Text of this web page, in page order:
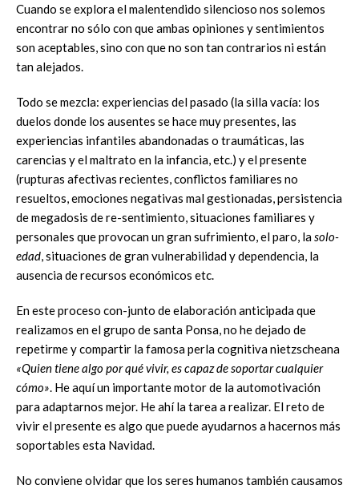
Cuando se explora el malentendido silencioso nos solemos
encontrar no sólo con que ambas opiniones y sentimientos
son aceptables, sino con que no son tan contrarios ni están
tan alejados.
Todo se mezcla: experiencias del pasado (la silla vacía: los
duelos donde los ausentes se hace muy presentes, las
experiencias infantiles abandonadas o traumáticas, las
carencias y el maltrato en la infancia, etc.) y el presente
(rupturas afectivas recientes, conflictos familiares no
resueltos, emociones negativas mal gestionadas, persistencia
de megadosis de re-sentimiento, situaciones familiares y
personales que provocan un gran sufrimiento, el paro, lasolo-
edad, situaciones de gran vulnerabilidad y dependencia, la
ausencia de recursos económicos etc.
En este proceso con-junto de elaboración anticipada que
realizamos en el grupo de santa Ponsa, no he dejado de
repetirme y compartir la famosa perla cognitiva nietzscheana
«Quien tiene algo por qué vivir, es capaz de soportar cualquier
cómo». He aquí un importante motor de la automotivación
para adaptarnos mejor. He ahí la tarea a realizar. El reto de
vivir el presente es algo que puede ayudarnos a hacernos más
soportables esta Navidad.
No conviene olvidar que los seres humanos también causamos